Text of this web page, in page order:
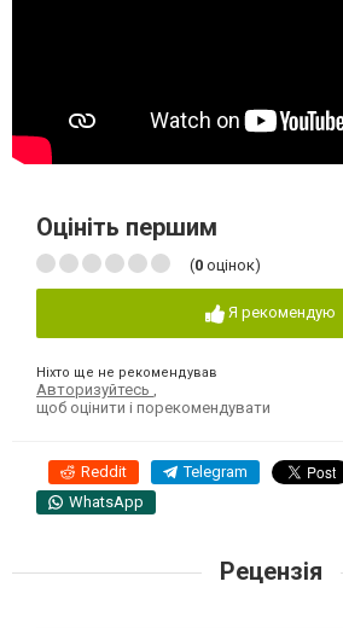
Оцініть першим
(0 оцінок)
Я рекомендую
Ніхто ще не рекомендував
Авторизуйтесь
щоб оцінити і порекомендувати
Reddit Telegram
WhatsApp
Рецензія